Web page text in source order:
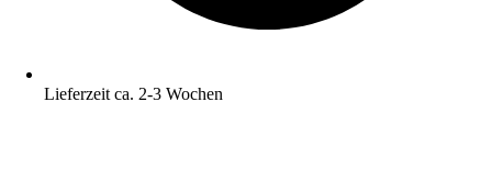
Lieferzeit ca. 2-3 Wochen